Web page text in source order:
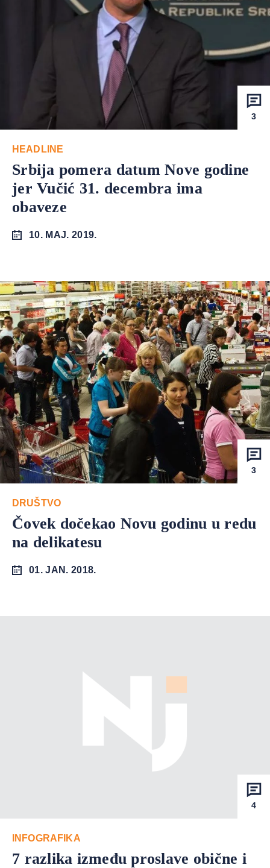
3
HEADLINE
Srbija pomera datum Nove godine
jer Vučić 31. decembra ima
obaveze
10. MAJ. 2019.
3
DRUŠTVO
Čovek dočekao Novu godinu u redu
na delikatesu
01. JAN. 2018.
4
INFOGRAFIKA
7 razlika između proslave obične i